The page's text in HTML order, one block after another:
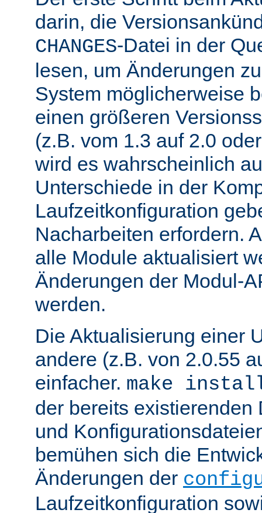
darin, die
CHANGES-Datei in der
lesen, um Änderungen
System möglicherweise
einen größeren
(z.B. vom 1.3 auf 2.0
wird es wahrscheinlich
Unterschiede in der
Laufzeitkonfiguration
Nacharbeiten erfordern.
alle Module aktualisiert
Änderungen der Modul-
werden.
Die Aktualisierung einer
andere (z.B. von 2.0.55
einfacher. make
der bereits existierenden
und
bemühen sich die
Änderungen der
Laufzeitkonfiguration